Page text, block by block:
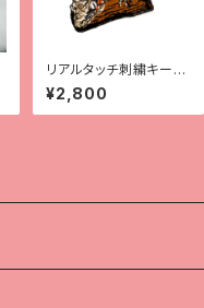
リアルタッチ刺繍キーホ
ルダー【ガーゴ】
¥2,800